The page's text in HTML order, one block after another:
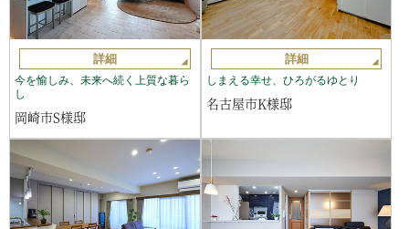
詳細
今を愉しみ、未来へ続く上質な暮ら
し
岡崎市S様邸
詳細
しまえる幸せ、ひろがるゆとり
名古屋市K様邸